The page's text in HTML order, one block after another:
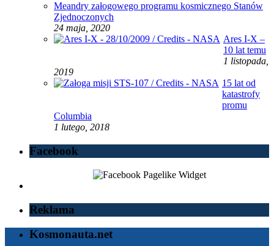
Meandry załogowego programu kosmicznego Stanów
Zjednoczonych
24 maja, 2020
Ares I-X –
10 lat temu
1 listopada,
2019
15 lat od
katastrofy
promu
Columbia
1 lutego, 2018
Facebook
Reklama
Kosmonauta.net